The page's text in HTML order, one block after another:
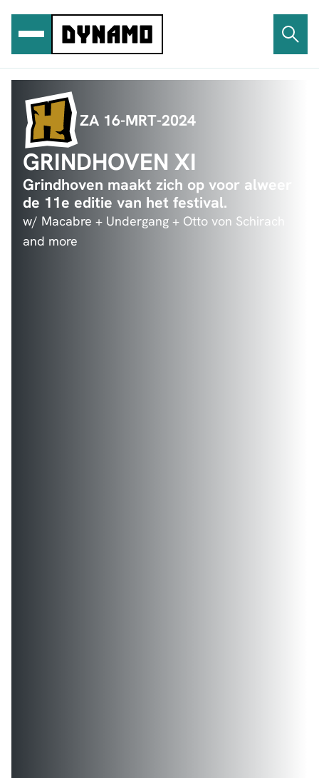
inhoud
ZA 16-MRT-2024
GRINDHOVEN XI
Grindhoven maakt zich op voor alweer
de 11e editie van het festival.
w/ Macabre + Undergang + Otto von Schirach
and more